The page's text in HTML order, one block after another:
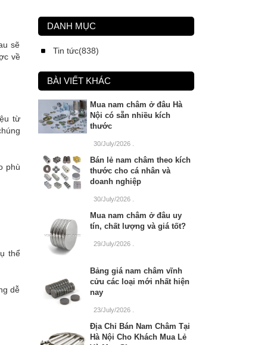
sẽ
về
từ
phù
thể
dễ
DANH MỤC
Tin tức(838)
BÀI VIẾT KHÁC
Mua nam châm ở đâu Hà
Nội có sẵn nhiều kích
thước
30/July/2026
Bán lẻ nam châm theo kích
thước cho cá nhân và
doanh nghiệp
30/July/2026
Mua nam châm ở đâu uy
tín, chất lượng và giá tốt?
29/July/2026
Bảng giá nam châm vĩnh
cửu các loại mới nhất hiện
nay
23/July/2026
Địa Chỉ Bán Nam Châm Tại
Hà Nội Cho Khách Mua Lẻ